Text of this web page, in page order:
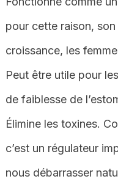
pour cette raison,
croissance, les
Peut être utile pour
de faiblesse de
Élimine les toxines.
c’est un régulateur
nous débarrasser